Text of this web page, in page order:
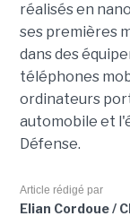
réalisés en
ses premières
dans des
téléphones
ordinateurs
automobile et
Défense.
Article rédigé par
Elian Cordoue /